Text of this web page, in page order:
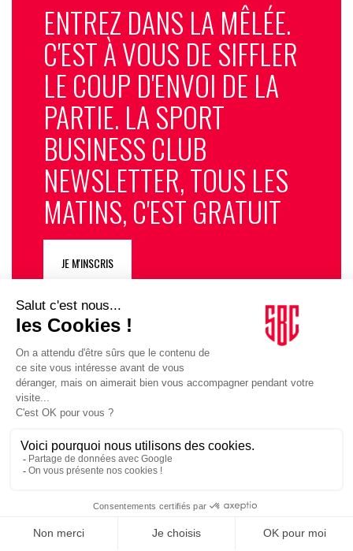
ENTREZ DANS LA MÊLÉE.
C'EST À VOUS DE SIFFLER
LE COUP D'ENVOI DE LA
PARTIE. LA SPORT
BUSINESS CLUB
NEWSLETTER, TOUS LES
MATINS, C'EST GRATUIT
JE M'INSCRIS
SUIVEZ-NOUS